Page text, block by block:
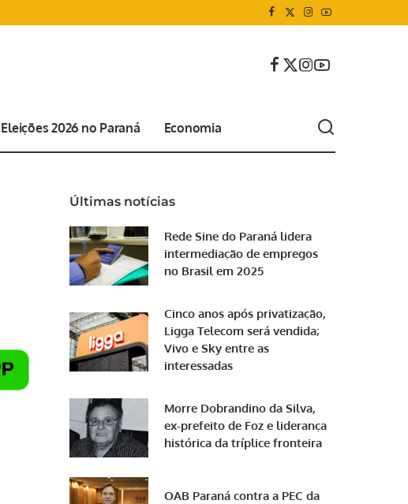
Eleições 2026 no Paraná Economia
Últimas notícias
Rede Sine do Paraná lidera
intermediação de empregos
no Brasil em 2025
Cinco anos após privatização,
Ligga Telecom será vendida;
Vivo e Sky entre as
interessadas
Morre Dobrandino da Silva,
ex-prefeito de Foz e liderança
histórica da tríplice fronteira
OAB Paraná contra a PEC da